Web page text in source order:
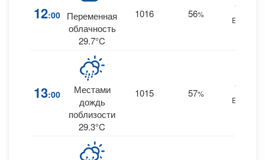
12:00
Переменная
облачность
29.7°C
1016 56%
19
ESE
13:00
Местами
дождь
поблизости
29.3°C
1015 57%
19
ESE